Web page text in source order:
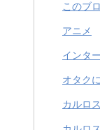
このブ
アニメ
インタ
オタク
カルロ